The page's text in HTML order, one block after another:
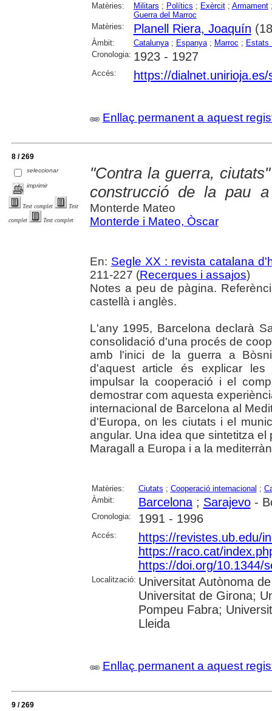
Matèries: Militars ; Polítics ; Exèrcit; Armament
Guerra del Marroc
Matèries:
Planell Riera, Joaquín
Àmbit: Catalunya; Espanya; Marroc ; Estats
Cronologia: 1923 - 1927
Accés: https://
Enllaç permanent a aquest
8 / 269
seleccionar
imprimir
Text complet Text
complet Text complet
"Contra la guerra,
construcció de la pau a
Monterde Mateo
Monterde i Mateo, Òscar
En: Segle XX : revista catalana
211-227 (Recerques i assajos)
Notes a peu de pàgina.
castellà i anglès.
L'any 1995, Barcelona declarà
consolidació d'una procés de
amb l'inici de la guerra a
d'aquest article és explicar
impulsar la cooperació i el
demostrar com aquesta
internacional de Barcelona al
d'Europa, on les ciutats i el
angular. Una idea que sintetitza
Maragall a Europa i a la
Matèries: Ciutats ; Cooperació internacional ;
Àmbit:
Barcelona; Sarajevo-
Cronologia: 1991 - 1996
Accés:
https://revistes.ub.edu/
https://raco.cat/
https://doi.org/10.1344/
Localització: Universitat Autònoma
Universitat de Girona;
Pompeu Fabra;
Lleida
Enllaç permanent a aquest
9 / 269